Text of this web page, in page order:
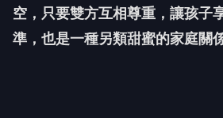
空，只要雙方互相尊重，讓孩子
準，也是一種另類甜蜜的家庭關